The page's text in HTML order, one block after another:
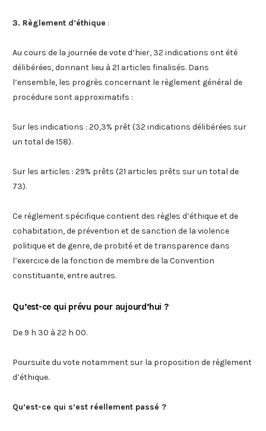
3. Règlement d’éthique :
Au cours de la journée de vote d’hier, 32 indications ont été
délibérées, donnant lieu à 21 articles finalisés. Dans
l’ensemble, les progrès concernant le règlement général de
procédure sont approximatifs :
Sur les indications : 20,3% prêt (32 indications délibérées sur
un total de 158).
Sur les articles : 29% prêts (21 articles prêts sur un total de
73).
Ce règlement spécifique contient des règles d’éthique et de
cohabitation, de prévention et de sanction de la violence
politique et de genre, de probité et de transparence dans
l’exercice de la fonction de membre de la Convention
constituante, entre autres.
Qu’est-ce qui prévu pour aujourd’hui ?
De 9 h 30 à 22 h 00.
Poursuite du vote notamment sur la proposition de règlement
d’éthique.
Qu’est-ce qui s’est réellement passé ?